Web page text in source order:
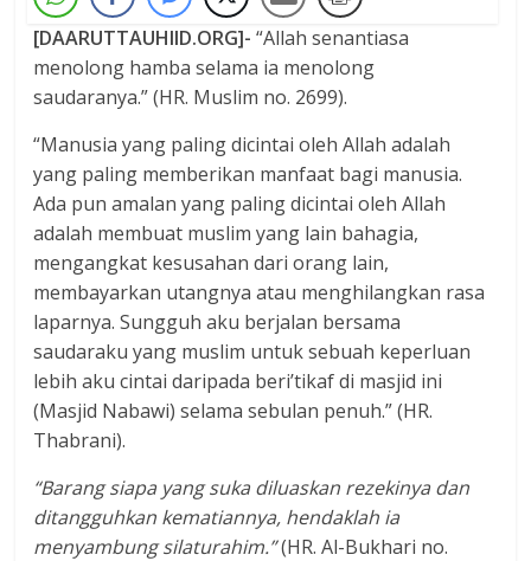
[DAARUTTAUHIID.ORG]- “Allah senantiasa
menolong hamba selama ia menolong
saudaranya.” (HR. Muslim no. 2699).
“Manusia yang paling dicintai oleh Allah adalah
yang paling memberikan manfaat bagi manusia.
Ada pun amalan yang paling dicintai oleh Allah
adalah membuat muslim yang lain bahagia,
mengangkat kesusahan dari orang lain,
membayarkan utangnya atau menghilangkan rasa
laparnya. Sungguh aku berjalan bersama
saudaraku yang muslim untuk sebuah keperluan
lebih aku cintai daripada beri’tikaf di masjid ini
(Masjid Nabawi) selama sebulan penuh.” (HR.
Thabrani).
“Barang siapa yang suka diluaskan rezekinya dan
ditangguhkan kematiannya, hendaklah ia
menyambung silaturahim.”(HR. Al-Bukhari no.